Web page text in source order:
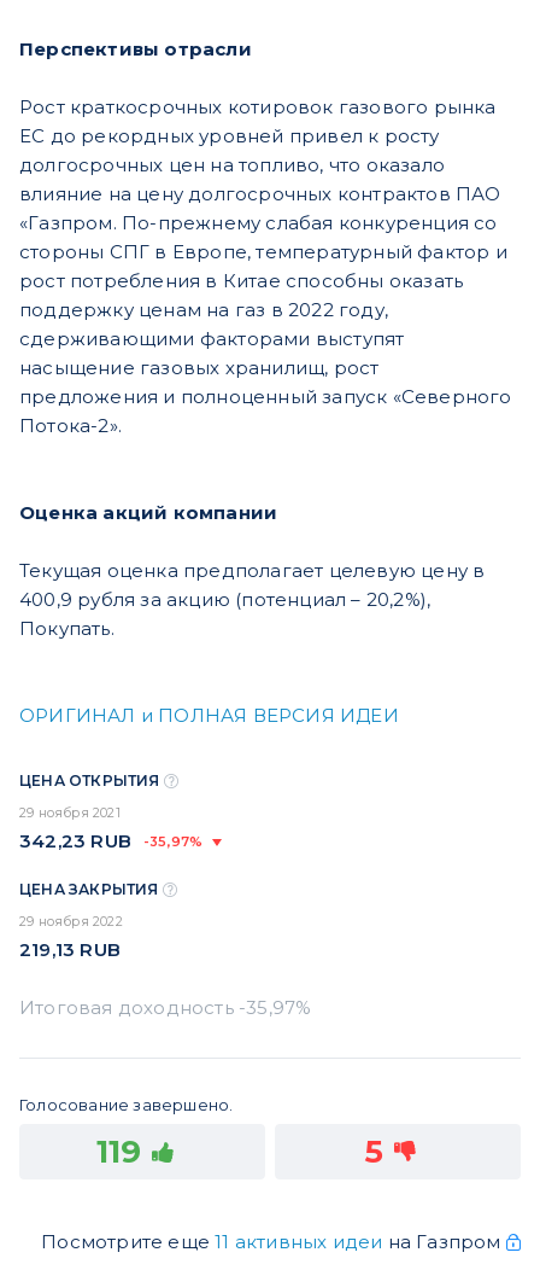
Перспективы отрасли
Рост краткосрочных котировок газового рынка
ЕС до рекордных уровней привел к росту
долгосрочных цен на топливо, что оказало
влияние на цену долгосрочных контрактов ПАО
«Газпром. По-прежнему слабая конкуренция со
стороны СПГ в Европе, температурный фактор и
рост потребления в Китае способны оказать
поддержку ценам на газ в 2022 году,
сдерживающими факторами выступят
насыщение газовых хранилищ, рост
предложения и полноценный запуск «Северного
Потока-2».
Оценка акций компании
Текущая оценка предполагает целевую цену в
400,9 рубля за акцию (потенциал – 20,2%),
Покупать.
ОРИГИНАЛ и ПОЛНАЯ ВЕРСИЯ ИДЕИ
ЦЕНА ОТКРЫТИЯ
29 ноября 2021
342,23 RUB -35,97%
ЦЕНА ЗАКРЫТИЯ
29 ноября 2022
219,13 RUB
Голосование завершено.
119 5
Посмотрите еще11 активных идеи на Газпром